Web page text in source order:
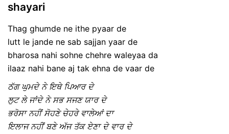
shayari
Thag ghumde ne ithe pyaar de
lutt le jande ne sab sajjan yaar de
bharosa nahi sohne chehre waleyaa da
ilaaz nahi bane aj tak ehna de vaar de
ਠੱਗ ਘੁਮਦੇ ਨੇ ਇਥੇ ਪਿਆਰ ਦੇ
ਲੁਟ ਲੇ ਜਾਂਦੇ ਨੇ ਸਭ ਸਜਣ ਯਾਰ ਦੇ
ਭਰੋਸਾ ਨਹੀਂ ਸੋਹਣੇ ਚੇਹਰੇ ਵਾਲੇਆਂ ਦਾ
ਇਲਾਜ ਨਹੀਂ ਬਣੇ ਅੱਜ ਤੱਕ ਏਣਾ ਦੇ ਵਾਰ ਦੇ